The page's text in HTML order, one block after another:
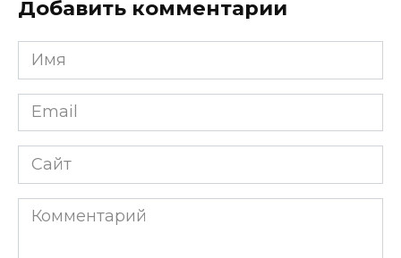
Добавить комментарии
Имя
Email
*
Сайт
Комментарий